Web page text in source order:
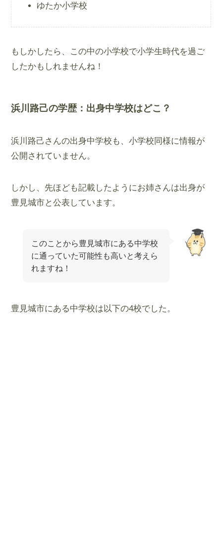
ゆたか小学校
もしかしたら、この中の小学校で小学生時代を過ご
したかもしれませんね！
浜川路己の学歴：出身中学校はどこ？
浜川路己さんの出身中学校も、小学校同様に情報が
公開されていません。
しかし、先ほども記載したようにお姉さんは出身が
豊見城市と公表しています。
このことから豊見城市にある中学校
に通っていた可能性も高いと考えら
れますね！
豊見城市にある中学校は以下の4校でした。